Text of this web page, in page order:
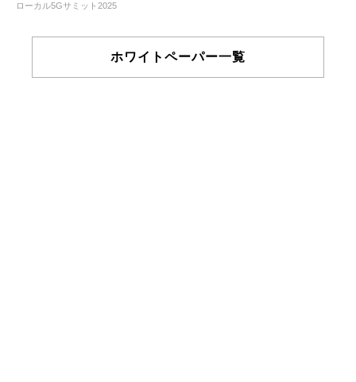
ローカル5Gサミット2025
ホワイトペーパー一覧